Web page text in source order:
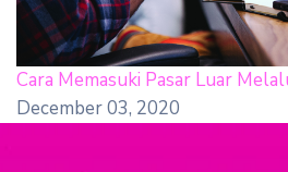
Cara Memasuki Pasar Luar
December 03, 2020